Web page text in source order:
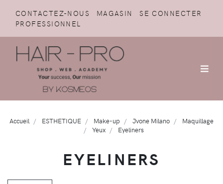
CONTACTEZ-NOUS MAGASIN
SE CONNECTER
PROFESSIONNEL
Accueil ESTHETIQUE Make-up Jvone Milano
Maquillage
Yeux
Eyeliners
EYELINERS